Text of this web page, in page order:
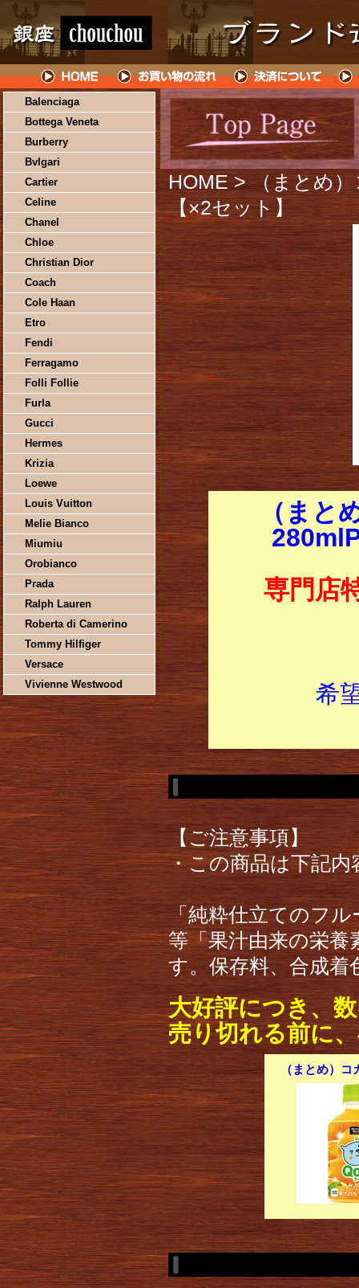
Balenciaga
Bottega Veneta
Burberry
Bvlgari
Cartier
Celine
Chanel
Chloe
Christian Dior
Coach
Cole Haan
Etro
Fendi
Ferragamo
Folli Follie
Furla
Gucci
Hermes
Krizia
Loewe
Louis Vuitton
Melie Bianco
Miumiu
Orobianco
Prada
Ralph Lauren
Roberta di Camerino
Tommy Hilfiger
Versace
Vivienne Westwood
HOME > （まとめ
【×2セット】
（まと
専門店
希
【ご注意事項】
・この商品は下記
「純粋仕立てのフ
等「果汁由来の栄養
す。保存料、合成着
大好評につき、
売り切れる前に
（まとめ）